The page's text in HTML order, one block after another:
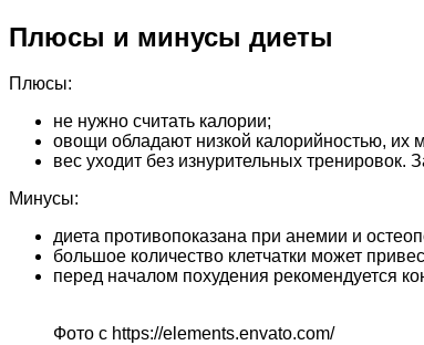
Плюсы и минусы диеты
Плюсы:
не нужно считать калории;
овощи обладают низкой калорийностью, их
вес уходит без изнурительных тренировок.
Минусы:
диета противопоказана при анемии и
большое количество клетчатки может
перед началом похудения рекомендуется
Фото с https://elements.envato.com/